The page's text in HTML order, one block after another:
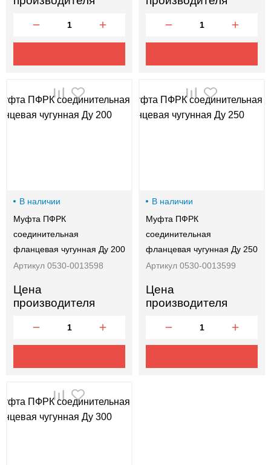
В наличии
Муфта ПФРК
соединительная
фланцевая чугунная Ду 200
Артикул 0530-0013598
Цена
производителя
В наличии
Муфта ПФРК
соединительная
фланцевая чугунная Ду 250
Артикул 0530-0013599
Цена
производителя